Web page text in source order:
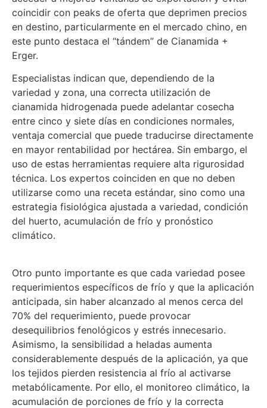
coincidir con peaks de oferta que deprimen precios
en destino, particularmente en el mercado chino, en
este punto destaca el “tándem” de Cianamida +
Erger.
Especialistas indican que, dependiendo de la
variedad y zona, una correcta utilización de
cianamida hidrogenada puede adelantar cosecha
entre cinco y siete días en condiciones normales,
ventaja comercial que puede traducirse directamente
en mayor rentabilidad por hectárea. Sin embargo, el
uso de estas herramientas requiere alta rigurosidad
técnica. Los expertos coinciden en que no deben
utilizarse como una receta estándar, sino como una
estrategia fisiológica ajustada a variedad, condición
del huerto, acumulación de frío y pronóstico
climático.
Otro punto importante es que cada variedad posee
requerimientos específicos de frío y que la aplicación
anticipada, sin haber alcanzado al menos cerca del
70% del requerimiento, puede provocar
desequilibrios fenológicos y estrés innecesario.
Asimismo, la sensibilidad a heladas aumenta
considerablemente después de la aplicación, ya que
los tejidos pierden resistencia al frío al activarse
metabólicamente. Por ello, el monitoreo climático, la
acumulación de porciones de frío y la correcta